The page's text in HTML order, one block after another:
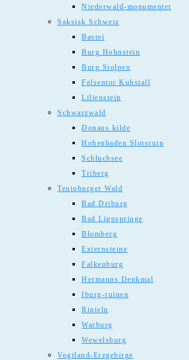
Niederwald-monumentet
Saksisk Schweiz
Bastei
Burg Hohnstein
Burg Stolpen
Felsentor Kuhstall
Lilienstein
Schwarzwald
Donaus kilde
Hohenbaden Slotsruin
Schluchsee
Triberg
Teutoburger Wald
Bad Driburg
Bad Lippspringe
Blomberg
Externsteine
Falkenburg
Hermanns Denkmal
Iburg-ruinen
Rinteln
Warburg
Wewelsburg
Vogtland-Erzgebirge